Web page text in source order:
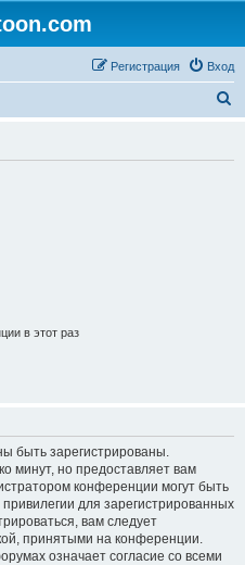
Вход
Регистрация
в этот раз
быть зарегистрированы.
минут, но предоставляет вам
конференции могут быть
для зарегистрированных
вам следует
принятыми на конференции.
означает согласие со всеми